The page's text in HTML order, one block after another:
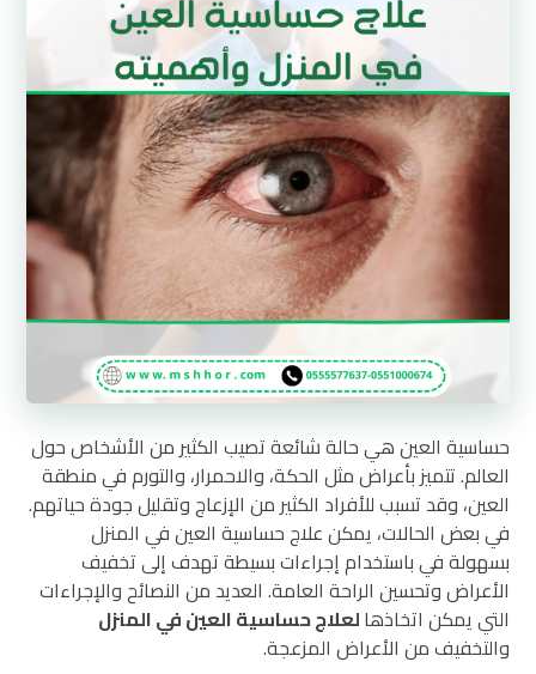
حساسية العين هي حالة شائعة تصيب الكثير من الأشخاص حول
العالم. تتميز بأعراض مثل الحكة، والاحمرار، والتورم في منطقة
العين، وقد تسبب للأفراد الكثير من الإزعاج وتقليل جودة حياتهم.
في بعض الحالات، يمكن علاج حساسية العين في المنزل
بسهولة في باستخدام إجراءات بسيطة تهدف إلى تخفيف
الأعراض وتحسين الراحة العامة. العديد من النصائح والإجراءات
التي يمكن اتخاذهالعلاج حساسية العين في المنزل
والتخفيف من الأعراض المزعجة.